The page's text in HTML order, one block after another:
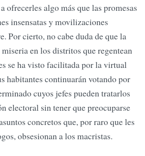
ofrecerles algo más que las promesas
insensatas y movilizaciones
Por cierto, no cabe duda de que la
en los distritos que regentean
se ha visto facilitada por la virtual
habitantes continuarán votando por
cuyos jefes pueden tratarlos
electoral sin tener que preocuparse
concretos que, por raro que les
obsesionan a los macristas.